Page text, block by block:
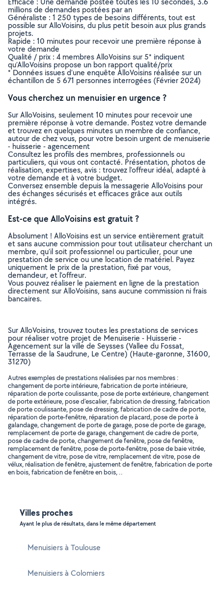
millions de demandes postées par an
Généraliste : 1 250 types de besoins différents, tout est
possible sur AlloVoisins, du plus petit besoin aux plus grands
projets.
Rapide : 10 minutes pour recevoir une première réponse à
votre demande
Qualité / prix : 4 membres AlloVoisins sur 5* indiquent
qu’AlloVoisins propose un bon rapport qualité/prix
* Données issues d’une enquête AlloVoisins réalisée sur un
échantillon de 5 671 personnes interrogées (Février 2024)
Vous cherchez un menuisier en urgence ?
Sur AlloVoisins, seulement 10 minutes pour recevoir une
première réponse à votre demande. Postez votre demande
et trouvez en quelques minutes un membre de confiance,
autour de chez vous, pour votre besoin urgent de menuiserie
- huisserie - agencement
Consultez les profils des membres, professionnels ou
particuliers, qui vous ont contacté. Présentation, photos de
réalisation, expertises, avis : trouvez l'offreur idéal, adapté à
votre demande et à votre budget.
Conversez ensemble depuis la messagerie AlloVoisins pour
des échanges sécurisés et efficaces grâce aux outils
intégrés.
Est-ce que AlloVoisins est gratuit ?
Absolument ! AlloVoisins est un service entièrement gratuit
et sans aucune commission pour tout utilisateur cherchant un
membre, qu’il soit professionnel ou particulier, pour une
prestation de service ou une location de matériel. Payez
uniquement le prix de la prestation, fixé par vous,
demandeur, et l’offreur.
Vous pouvez réaliser le paiement en ligne de la prestation
directement sur AlloVoisins, sans aucune commission ni frais
bancaires.
Sur AlloVoisins, trouvez toutes les prestations de services
pour réaliser votre projet de Menuiserie - Huisserie -
Agencement sur la ville de Seysses (Vallee du Fossat,
Terrasse de la Saudrune, Le Centre) (Haute-garonne, 31600,
31270)
Autres exemples de prestations réalisées par nos membres :
changement de porte intérieure, fabrication de porte intérieure,
réparation de porte coulissante, pose de porte extérieure, changement
de porte extérieure, pose d'escalier, fabrication de dressing, fabrication
de porte coulissante, pose de dressing, fabrication de cadre de porte,
réparation de porte-fenêtre, réparation de placard, pose de porte à
galandage, changement de porte de garage, pose de porte de garage,
remplacement de porte de garage, changement de cadre de porte,
pose de cadre de porte, changement de fenêtre, pose de fenêtre,
remplacement de fenêtre, pose de porte-fenêtre, pose de baie vitrée,
changement de vitre, pose de vitre, remplacement de vitre, pose de
vélux, réalisation de fenêtre, ajustement de fenêtre, fabrication de porte
en bois, fabrication de fenêtre en bois, ..
Villes proches
Ayant le plus de résultats, dans le même département
Menuisiers à Toulouse
Menuisiers à Colomiers